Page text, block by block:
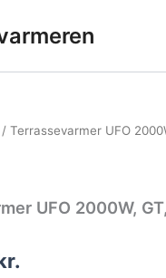
/ Terrassevarmer UFO
UFO 2000W,